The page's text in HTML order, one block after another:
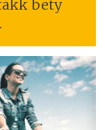
bety